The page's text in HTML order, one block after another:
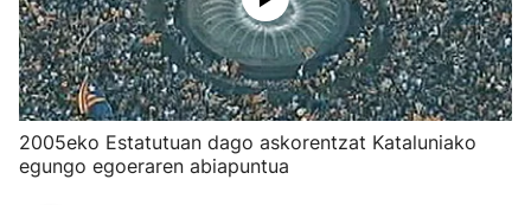
2005eko Estatutuan dago askorentzat Kataluniako
egungo egoeraren abiapuntua